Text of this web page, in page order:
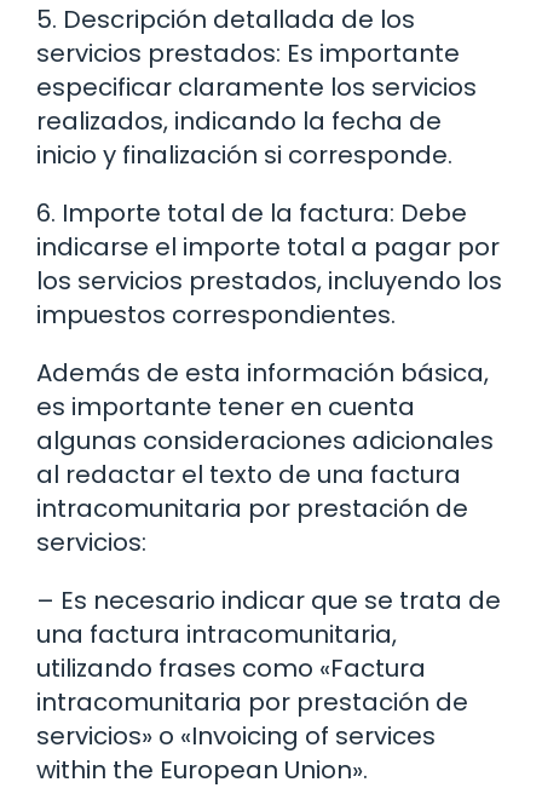
5. Descripción detallada de los
servicios prestados: Es importante
especificar claramente los servicios
realizados, indicando la fecha de
inicio y finalización si corresponde.
6. Importe total de la factura: Debe
indicarse el importe total a pagar por
los servicios prestados, incluyendo los
impuestos correspondientes.
Además de esta información básica,
es importante tener en cuenta
algunas consideraciones adicionales
al redactar el texto de una factura
intracomunitaria por prestación de
servicios:
– Es necesario indicar que se trata de
una factura intracomunitaria,
utilizando frases como «Factura
intracomunitaria por prestación de
servicios» o «Invoicing of services
within the European Union».